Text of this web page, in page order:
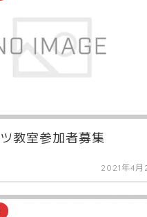
教室参加者募集
2021年4月